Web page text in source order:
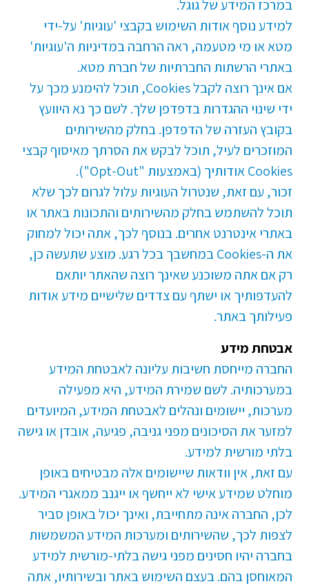
במרכז המידע של גוגל.
למידע נוסף אודות השימוש בקבצי 'עוגיות' על-ידי
מטא או מי מטעמה, ראה הרחבה במדיניות ה'עוגיות'
באתרי הרשתות החברתיות של חברת מטא.
אם אינך רוצה לקבל Cookies, תוכל להימנע מכך על
ידי שינוי ההגדרות בדפדפן שלך. לשם כך נא היוועץ
בקובץ העזרה של הדפדפן. בחלק מהשירותים
המוזכרים לעיל, תוכל לבקש את הסרתך מאיסוף קבצי
Cookies אודותיך (באמצעות "Opt-Out").
זכור, עם זאת, שנטרול העוגיות עלול לגרום לכך שלא
תוכל להשתמש בחלק מהשירותים והתכונות באתר או
באתרי אינטרנט אחרים. בנוסף לכך, אתה יכול למחוק
את ה-Cookies במחשבך בכל רגע. מוצע שתעשה כן,
רק אם אתה משוכנע שאינך רוצה שהאתר יותאם
להעדפותיך או ישתף עם צדדים שלישיים מידע אודות
פעילותך באתר.
אבטחת מידע
החברה מייחסת חשיבות עליונה לאבטחת המידע
במערכותיה. לשם שמירת המידע, היא מפעילה
מערכות, יישומים ונהלים לאבטחת המידע, המיועדים
למזער את הסיכונים מפני גניבה, פגיעה, אובדן או גישה
בלתי מורשית למידע.
עם זאת, אין וודאות שיישומים אלה מבטיחים באופן
מוחלט שמידע אישי לא ייחשף או ייגנב ממאגרי המידע.
לכן, החברה אינה מתחייבת, ואינך יכול באופן סביר
לצפות לכך, שהשירותים ומערכות המידע המשמשות
בחברה יהיו חסינים מפני גישה בלתי-מורשית למידע
המאוחסן בהם. בעצם השימוש באתר ובשירותיו, אתה